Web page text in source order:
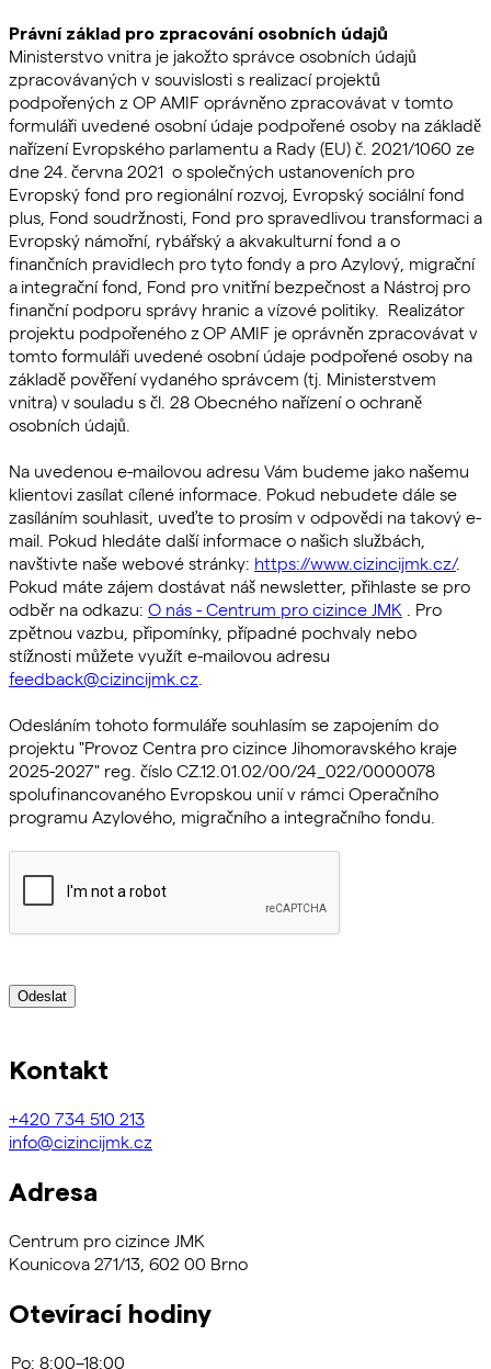
Právní základ pro zpracování osobních údajů
Ministerstvo vnitra je jakožto správce osobních údajů
zpracovávaných v souvislosti s realizací projektů
podpořených z OP AMIF oprávněno zpracovávat v tomto
formuláři uvedené osobní údaje podpořené osoby na základě
nařízení Evropského parlamentu a Rady (EU) č. 2021/1060 ze
dne 24. června 2021 o společných ustanoveních pro
Evropský fond pro regionální rozvoj, Evropský sociální fond
plus, Fond soudržnosti, Fond pro spravedlivou transformaci a
Evropský námořní, rybářský a akvakulturní fond a o
finančních pravidlech pro tyto fondy a pro Azylový, migrační
a integrační fond, Fond pro vnitřní bezpečnost a Nástroj pro
finanční podporu správy hranic a vízové politiky. Realizátor
projektu podpořeného z OP AMIF je oprávněn zpracovávat v
tomto formuláři uvedené osobní údaje podpořené osoby na
základě pověření vydaného správcem (tj. Ministerstvem
vnitra) v souladu s čl. 28 Obecného nařízení o ochraně
osobních údajů.
Na uvedenou e-mailovou adresu Vám budeme jako našemu
klientovi zasílat cílené informace. Pokud nebudete dále se
zasíláním souhlasit, uveďte to prosím v odpovědi na takový e-
mail. Pokud hledáte další informace o našich službách,
navštivte naše webové stránky: https://www.cizincijmk.cz/.
Pokud máte zájem dostávat náš newsletter, přihlaste se pro
odběr na odkazu: O nás - Centrum pro cizince JMK . Pro
zpětnou vazbu, připomínky, případné pochvaly nebo
stížnosti můžete využít e-mailovou adresu
feedback@cizincijmk.cz.
Odesláním tohoto formuláře souhlasím se zapojením do
projektu "Provoz Centra pro cizince Jihomoravského kraje
2025-2027" reg. číslo CZ.12.01.02/00/24_022/0000078
spolufinancovaného Evropskou unií v rámci Operačního
programu Azylového, migračního a integračního fondu.
Odeslat
Kontakt
+420 734 510 213
info@cizincijmk.cz
Adresa
Centrum pro cizince JMK
Kounicova 271/13, 602 00 Brno
Otevírací hodiny